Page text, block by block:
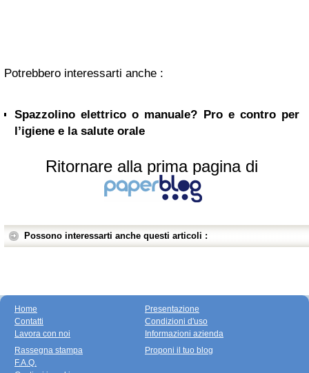
Potrebbero interessarti anche :
Spazzolino elettrico o manuale? Pro e contro per
l’igiene e la salute orale
Ritornare alla prima pagina di
Possono interessarti anche questi articoli :
Home
Contatti
Lavora con noi
Presentazione
Condizioni d'uso
Informazioni azienda
Rassegna stampa
F.A.Q.
Proponi il tuo blog